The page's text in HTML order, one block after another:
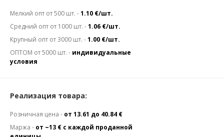
Мелкий опт от 500 шт. -1.10 €/шт.
Средний опт от 1000 шт. -1.06 €/шт.
Крупный опт от 3000 шт. -1.00 €/шт.
ОПТОМ от 5000 шт. - индивидуальные
условия
Реализация товара:
Розничная цена - от 13.61 до 40.84 €
Маржа - от ~13 € с каждой проданной